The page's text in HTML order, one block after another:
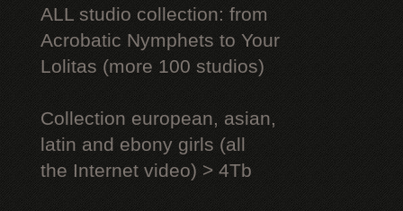
ALL studio collection: from
Acrobatic Nymрhеts to Your
Lоlitаs (more 100 studios)
Collection european, asian,
latin and ebony girls (all
the Internet video) > 4Tb